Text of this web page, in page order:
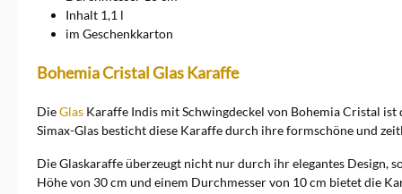
durch Langlebigkeit und
Design überzeugen. Dabei
Bekanntheit der Marken
sondern auf die
und die Qualität. Dabei haben
wir auch die Newcomer im
haben, erreichen Sie uns am
besten per Mail. Unsere
Inhalt 1,1 l
im Geschenkkarton
Bohemia Cristal Glas Karaffe
DieGlas Karaffe Indis mit Schwingdeckel von Bohemia Cristal
Simax-Glas besticht diese Karaffe durch ihre formschöne und
Die Glaskaraffe überzeugt nicht nur durch ihr elegantes Design,
Höhe von 30 cm und einem Durchmesser von 10 cm bietet die